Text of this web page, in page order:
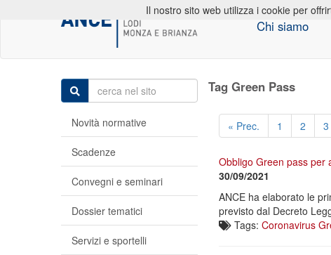
Chi siamo
Tag Green Pass
« Prec. 1 2 3
Obbligo Green pass per
30/09/2021
ANCE ha elaborato le
previsto dal Decreto
Tags: Coronavirus
Novità normative
Scadenze
Convegni e seminari
Dossier tematici
Servizi e sportelli
Il nostro sito web utilizza i cookie per